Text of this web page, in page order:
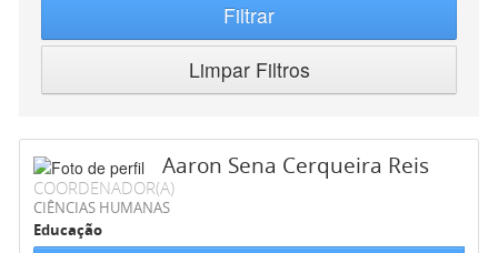
Filtrar
Limpar Filtros
Aaron Sena Cerqueira Reis
COORDENADOR(A)
CIÊNCIAS HUMANAS
Educação